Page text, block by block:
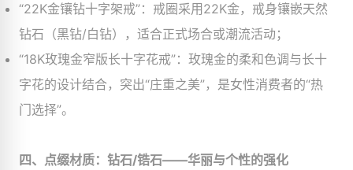
“22K金镶钻十字架戒”：戒圈采用22K金，戒身镶嵌天然
钻石（黑钻/白钻），适合正式场合或潮流活动；
“18K玫瑰金窄版长十字花戒”：玫瑰金的柔和色调与长十
字花的设计结合，突出“庄重之美”，是女性消费者的“热
门选择”。
四、点缀材质：钻石/锆石——华丽与个性的强化